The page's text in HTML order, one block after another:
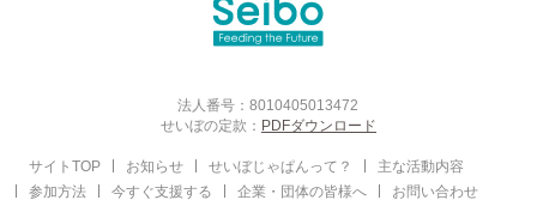
法人番号：8010405013472
せいぼの定款： PDFダウンロード
サイトTOP お知らせ せいぼじゃぱんって？
主な活動内容
参加方法
今すぐ支援する 企業・団体の皆様へ
お問い合わせ